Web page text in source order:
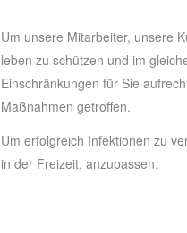
Um unsere Mitarbeiter, unsere
leben zu schützen und im
Einschränkungen für Sie
Maßnahmen getroffen.
Um erfolgreich Infektionen zu
in der Freizeit, anzupassen.